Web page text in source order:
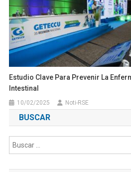
Estudio Clave Para Prevenir La
Intestinal
10/02/2025 Noti-RSE
BUSCAR